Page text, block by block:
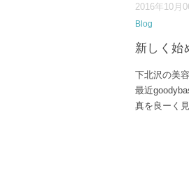
2016年10月
Blog
新しく始
下北沢の美
最近
真を良ーく